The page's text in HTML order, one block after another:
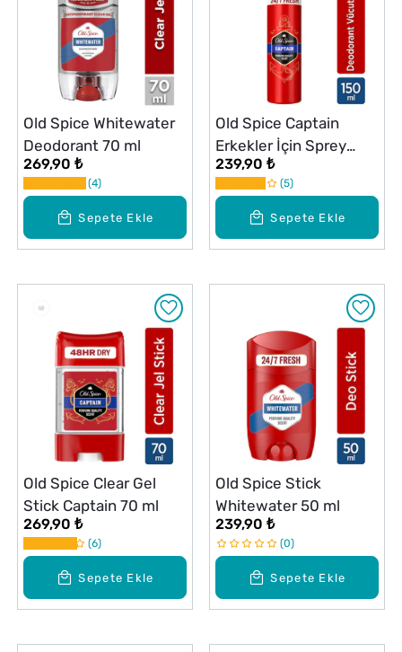
Sepete Ekle
Old Spice Whitewater
Deodorant 70 ml
269,90 ₺
4
Sepete Ekle
Old Spice Captain
Erkekler İçin Sprey
Vücut Deodorantı 150
ml
239,90 ₺
5
Sepete Ekle
Old Spice Clear Gel
Stick Captain 70 ml
269,90 ₺
6
Sepete Ekle
Old Spice Stick
Whitewater 50 ml
239,90 ₺
0